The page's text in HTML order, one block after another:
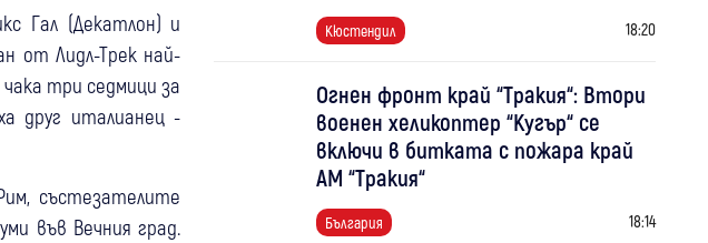
Гал (Декатлон) и
от Лидл-Трек най-
три седмици за
друг италианец -
състезателите
във Вечния град.
Кюстендил 18:20
Огнен фронт край “Тракия“: Втори
военен хеликоптер “Кугър“ се
включи в битката с пожара край
АМ “Тракия“
България 18:14